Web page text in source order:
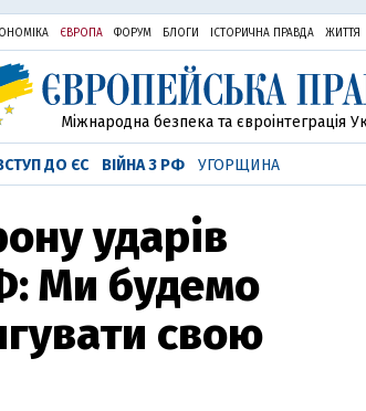
ЄВРОПА ФОРУМ БЛОГИ ІСТОРИЧНА ПРАВДА ЖИТТЯ
Міжнародна безпека та євроінтеграція
ДО ЄС ВІЙНА З РФ УГОРЩИНА
ударів
Ми будемо
свою